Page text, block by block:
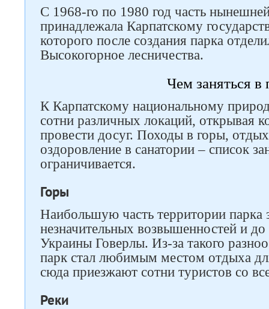
С 1968-го по 1980 год часть
принадлежала Карпатскому
которого после создания парка
Высокогорное лесничества.
Чем заняться в
К Карпатскому национальному
сотни различных локаций, открывая
провести досуг. Походы в горы,
оздоровление в санатории – список
ограничивается.
Горы
Наибольшую часть территории парка
незначительных возвышенностей и
Украины Говерлы. Из-за такого
парк стал любимым местом отдыха
сюда приезжают сотни туристов со
Реки